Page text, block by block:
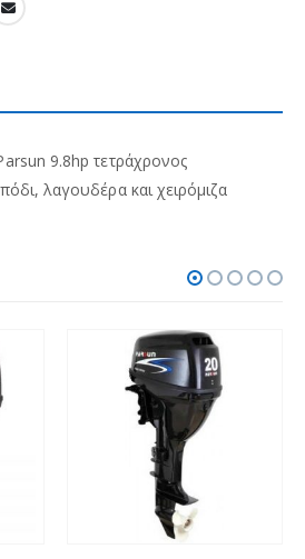
9.8hp τετράχρονος
λαγουδέρα και χειρόμιζα